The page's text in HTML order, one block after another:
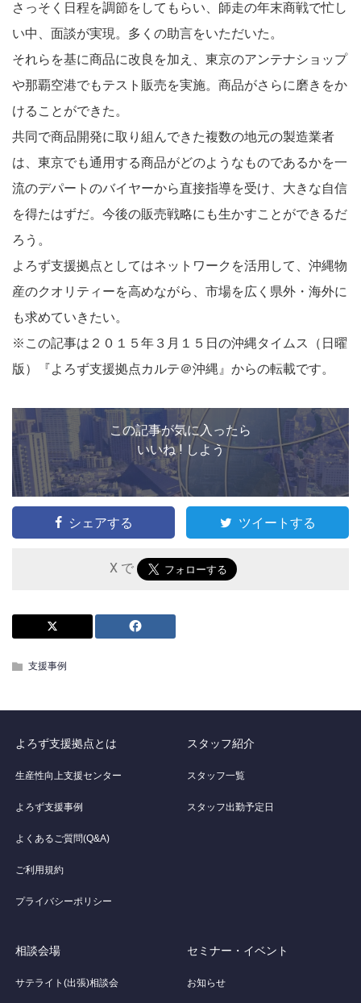
さっそく日程を調節をしてもらい、師走の年末商戦で忙し
い中、面談が実現。多くの助言をいただいた。
それらを基に商品に改良を加え、東京のアンテナショップ
や那覇空港でもテスト販売を実施。商品がさらに磨きをか
けることができた。
共同で商品開発に取り組んできた複数の地元の製造業者
は、東京でも通用する商品がどのようなものであるかを一
流のデパートのバイヤーから直接指導を受け、大きな自信
を得たはずだ。今後の販売戦略にも生かすことができるだ
ろう。
よろず支援拠点としてはネットワークを活用して、沖縄物
産のクオリティーを高めながら、市場を広く県外・海外に
も求めていきたい。
※この記事は２０１５年３月１５日の沖縄タイムス（日曜
版）『よろず支援拠点カルテ＠沖縄』からの転載です。
この記事が気に入ったら
いいね ! しよう
シェアする ツイートする
X で
支援事例
よろず支援拠点とは
生産性向上支援センター
よろず支援事例
よくあるご質問(Q&A)
ご利用規約
プライバシーポリシー
スタッフ紹介
スタッフ一覧
スタッフ出勤予定日
相談会場
サテライト(出張)相談会
セミナー・イベント
お知らせ